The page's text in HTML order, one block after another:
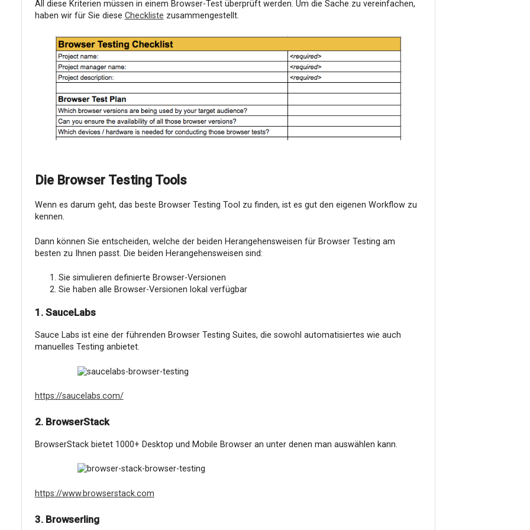
All diese Kriterien müssen in einem Browser-Test überprüft werden. Um die Sache zu vereinfachen,
haben wir für Sie diese Checkliste zusammengestellt.
Die Browser Testing Tools
Wenn es darum geht, das beste Browser Testing Tool zu finden, ist es gut den eigenen Workflow zu
kennen.
Dann können Sie entscheiden, welche der beiden Herangehensweisen für Browser Testing am
besten zu Ihnen passt. Die beiden Herangehensweisen sind:
Sie simulieren definierte Browser-Versionen
Sie haben alle Browser-Versionen lokal verfügbar
1. SauceLabs
Sauce Labs ist eine der führenden Browser Testing Suites, die sowohl automatisiertes wie auch
manuelles Testing anbietet.
https://saucelabs.com/
2. BrowserStack
BrowserStack bietet 1000+ Desktop und Mobile Browser an unter denen man auswählen kann.
https://www.browserstack.com
3. Browserling